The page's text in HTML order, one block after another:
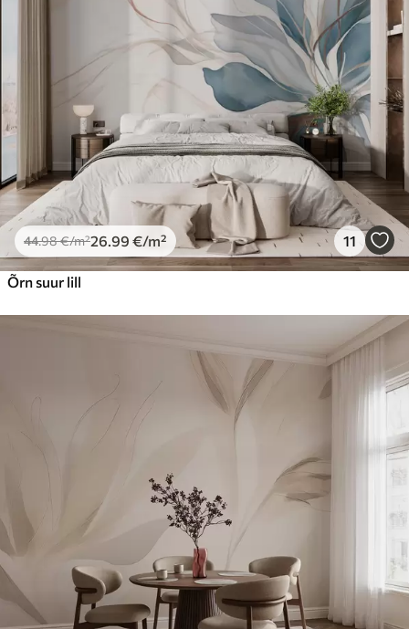
44.98€/m²26 .99 €/m² 11
Õrn suur lill